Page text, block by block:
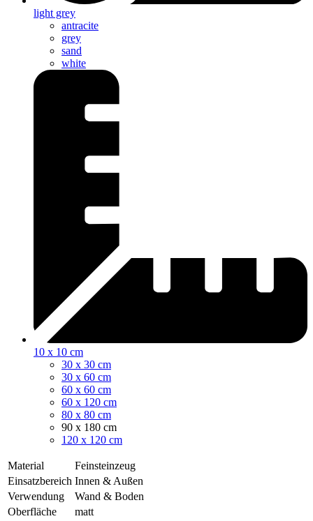
light grey
antracite
grey
sand
white
10 x 10 cm
30 x 30 cm
30 x 60 cm
60 x 60 cm
60 x 120 cm
80 x 80 cm
90 x 180 cm
120 x 120 cm
Material
Feinsteinzeug
Einsatzbereich Innen & Außen
Verwendung
Wand & Boden
Oberfläche
matt